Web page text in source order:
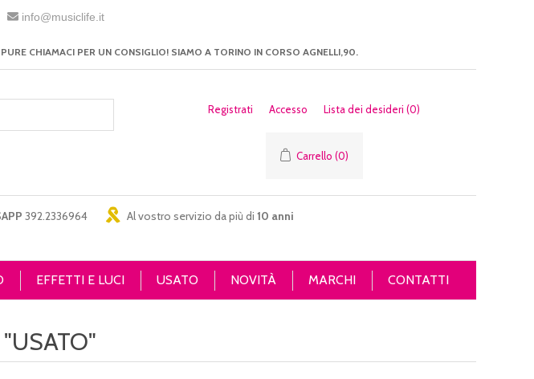
info@musiclife.it
CHIAMACI PER UN CONSIGLIO! SIAMO A TORINO IN CORSO AGNELLI,90.
Registrati Accesso Lista dei desideri (0)
Carrello (0)
392.2336964 Al vostro servizio da più di 10 anni
EFFETTI E LUCI USATO NOVITÀ MARCHI CONTATTI